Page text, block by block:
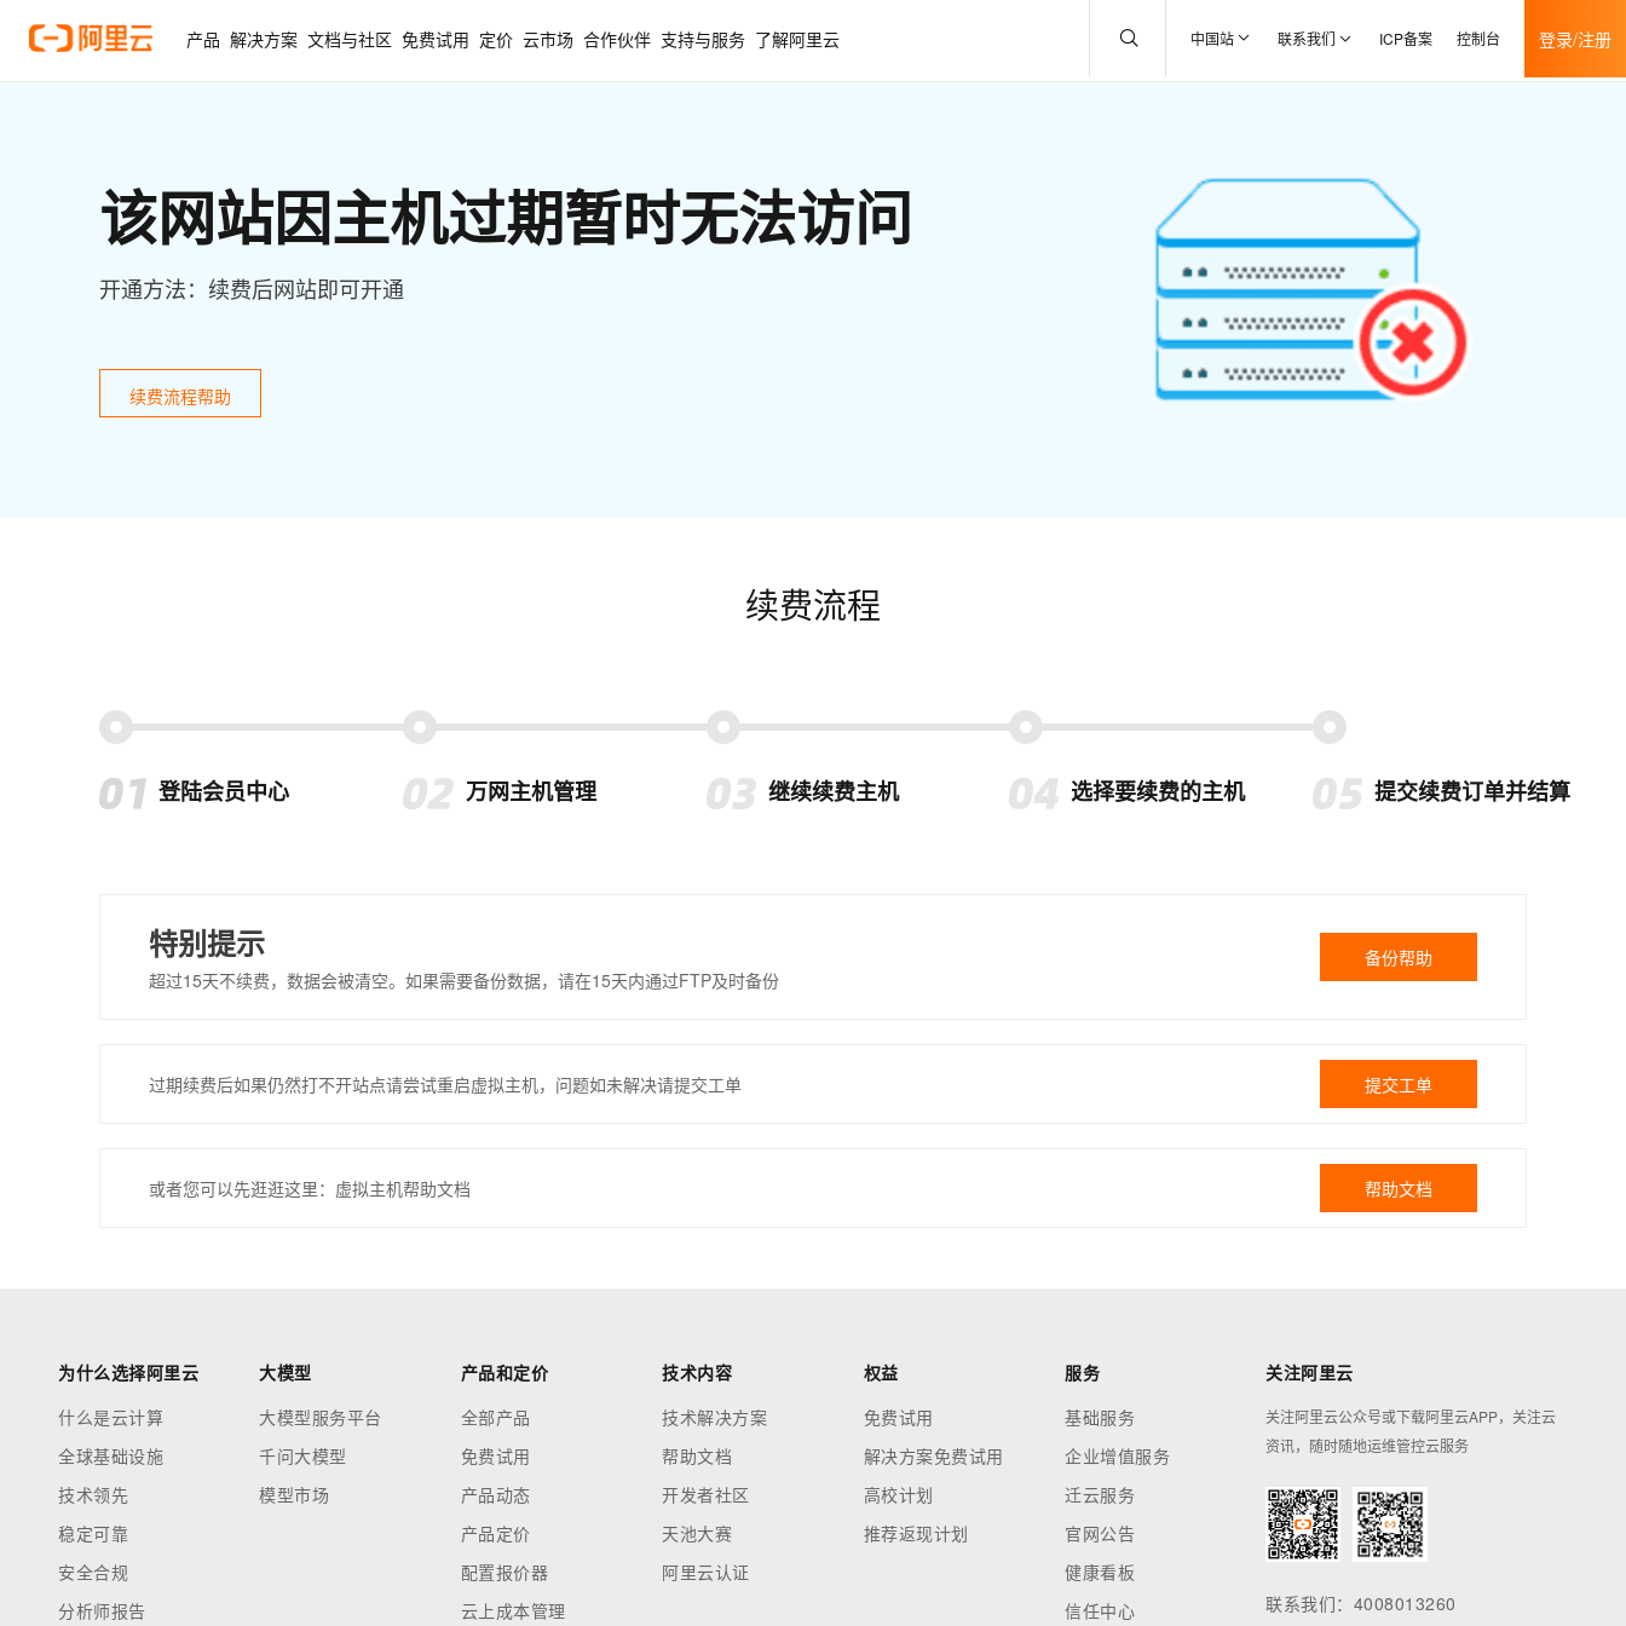
产品 解决方案 文档与社区 免费试用 定价 云市场 合作伙伴 支持与服务 了解阿里云 中国站 联系我们 ICP备案 控制台 登录/注册
该网站因主机过期暂时无法访问
开通方法：续费后网站即可开通
续费流程帮助
续费流程
登陆会员中心 万网主机管理 继续续费主机 选择要续费的主机 提交续费订单并结算
特别提示
超过15天不续费，数据会被清空。如果需要备份数据，请在15天内通过FTP及时备份
备份帮助
过期续费后如果仍然打不开站点请尝试重启虚拟主机，问题如未解决请提交工单 提交工单
或者您可以先逛逛这里：虚拟主机帮助文档 帮助文档